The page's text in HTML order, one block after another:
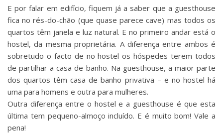
E por falar em edifício, fiquem já a saber que a guesthouse
fica no rés-do-chão (que quase parece cave) mas todos os
quartos têm janela e luz natural. E no primeiro andar está o
hostel, da mesma proprietária. A diferença entre ambos é
sobretudo o facto de no hostel os hóspedes terem todos
de partilhar a casa de banho. Na guesthouse, a maior parte
dos quartos têm casa de banho privativa – e no hostel há
uma para homens e outra para mulheres.
Outra diferença entre o hostel e a guesthouse é que esta
última tem pequeno-almoço incluído. E é muito bom! Vale a
pena!